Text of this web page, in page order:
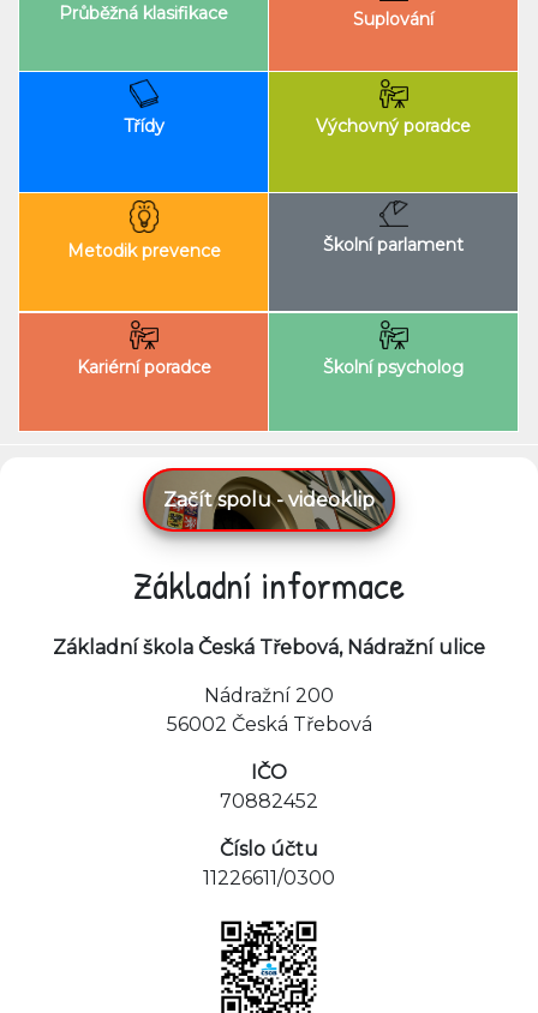
Průběžná klasifikace Suplování
Třídy Výchovný poradce
Metodik prevence Školní parlament
Kariérní poradce Školní psycholog
Začít spolu - videoklip
Základní informace
Základní škola Česká Třebová, Nádražní ulice
Nádražní 200
56002 Česká Třebová
IČO
70882452
Číslo účtu
11226611/0300